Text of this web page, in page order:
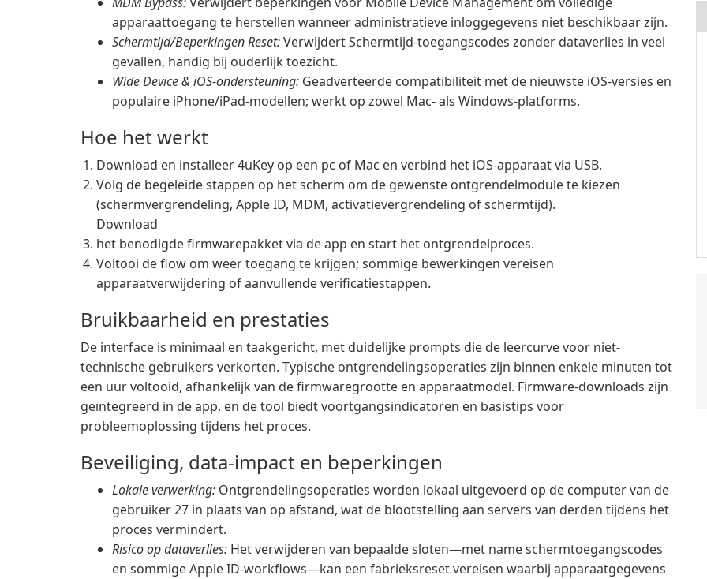
apparaattoegang te herstellen wanneer administratieve inloggegevens niet beschikbaar zijn.
Schermtijd/Beperkingen Reset:Verwijdert Schermtijd-toegangscodes zonder dataverlies in veel
gevallen, handig bij ouderlijk toezicht.
Wide Device & iOS-ondersteuning: Geadverteerde compatibiliteit met de nieuwste iOS-versies en
populaire iPhone/iPad-modellen; werkt op zowel Mac- als Windows-platforms.
Hoe het werkt
Download en installeer 4uKey op een pc of Mac en verbind het iOS-apparaat via USB.
Volg de begeleide stappen op het scherm om de gewenste ontgrendelmodule te kiezen
(schermvergrendeling, Apple ID, MDM, activatievergrendeling of schermtijd).
Download
het benodigde firmwarepakket via de app en start het ontgrendelproces.
Voltooi de flow om weer toegang te krijgen; sommige bewerkingen vereisen
apparaatverwijdering of aanvullende verificatiestappen.
Bruikbaarheid en prestaties
De interface is minimaal en taakgericht, met duidelijke prompts die de leercurve voor niet-
technische gebruikers verkorten. Typische ontgrendelingsoperaties zijn binnen enkele minuten tot
een uur voltooid, afhankelijk van de firmwaregrootte en apparaatmodel. Firmware-downloads zijn
geïntegreerd in de app, en de tool biedt voortgangsindicatoren en basistips voor
probleemoplossing tijdens het proces.
Beveiliging, data-impact en beperkingen
Lokale verwerking: Ontgrendelingsoperaties worden lokaal uitgevoerd op de computer van de
gebruiker 27 in plaats van op afstand, wat de blootstelling aan servers van derden tijdens het
proces vermindert.
Risico op dataverlies: Het verwijderen van bepaalde sloten—met name schermtoegangscodes
en sommige Apple ID-workflows—kan een fabrieksreset vereisen waarbij apparaatgegevens